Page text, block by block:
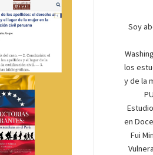
Soy
los
y de la
en
Fui